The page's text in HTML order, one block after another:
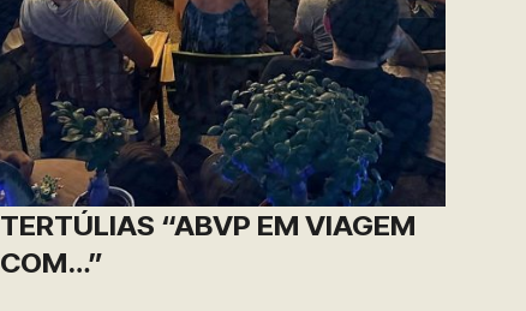
TERTÚLIAS “ABVP EM VIAGEM
COM…”